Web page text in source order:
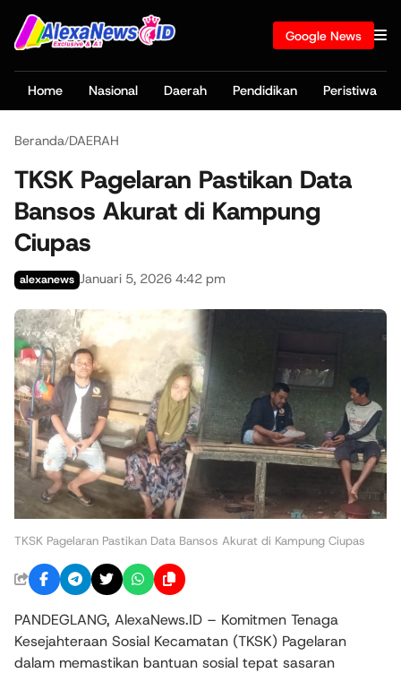
Google News
Home Nasional Daerah Pendidikan Peristiwa
Beranda/DAERAH
TKSK Pagelaran Pastikan Data
Bansos Akurat di Kampung
Ciupas
alexanews Januari 5, 2026 4:42 pm
TKSK Pagelaran Pastikan Data Bansos Akurat di Kampung Ciupas
PANDEGLANG, AlexaNews.ID – Komitmen Tenaga
Kesejahteraan Sosial Kecamatan (TKSK) Pagelaran
dalam memastikan bantuan sosial tepat sasaran